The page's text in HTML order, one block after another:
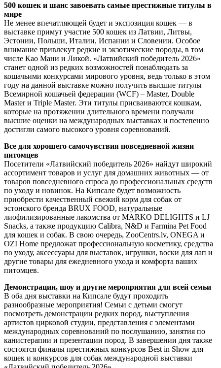
500 кошек и шанс завоевать самые престижные титулы в
мире
Не менее впечатляющей будет и экспозиция кошек — в
выставке примут участие 500 кошек из Латвии, Литвы,
Эстонии, Польши, Италии, Испании и Словении. Особое
внимание привлекут редкие и экзотические породы, в том
числе Као Мани и Ликой. «Латвийский победитель 2026»
станет одной из редких возможностей понаблюдать за
кошачьими конкурсами мирового уровня, ведь только в этом
году на данной выставке можно получить высшие титулы
Всемирной кошачьей федерации (WCF) – Master, Double
Master и Triple Master. Эти титулы присваиваются кошкам,
которые на протяжении длительного времени получали
высшие оценки на международных выставках и постепенно
достигли самого высокого уровня соревнований.
Все для хорошего самочувствия повседневной жизни
питомцев
Посетители «Латвийский победитель 2026» найдут широкий
ассортимент товаров и услуг для домашних животных — от
товаров повседневного спроса до профессиональных средств
по уходу и новинок. На Кипсале будет возможность
приобрести качественный свежий корм для собак от
эстонского бренда BRUX FOOD, натуральные
лиофилизированные лакомства от MARKO DELIGHTS и LJ
Snacks, а также продукцию Calibra, N&D и Farmina Pet Food
для кошек и собак. В свою очередь, ZooCentrs.lv, ONEGA и
OZI Home предложат профессиональную косметику, средства
по уходу, аксессуары для выставок, игрушки, воски для лап и
другие товары для ежедневного ухода и комфорта ваших
питомцев.
Демонстрации, шоу и другие мероприятия для всей семьи
В оба дня выставки на Кипсале будут проходить
разнообразные мероприятия! Семьи с детьми смогут
посмотреть демонстрации редких пород, выступления
артистов цирковой студии, представления с элементами
международных соревнований по послушанию, занятия по
канистерапии и презентации пород. В завершении дня также
состоятся финалы престижных конкурсов Best in Show для
кошек и конкурсов для собак международной выставки